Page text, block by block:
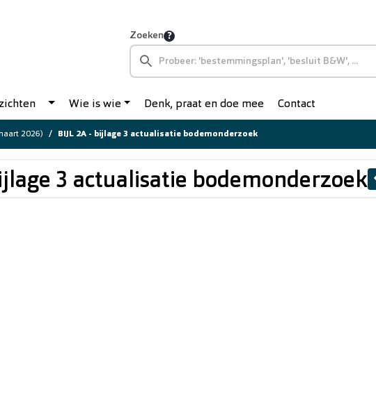
Zoeken
Wie is wie Denk, praat en doe mee Contact
2026) BIJL 2A - bijlage 3 actualisatie bodemonderzoek
3 actualisatie bodemonderzoek